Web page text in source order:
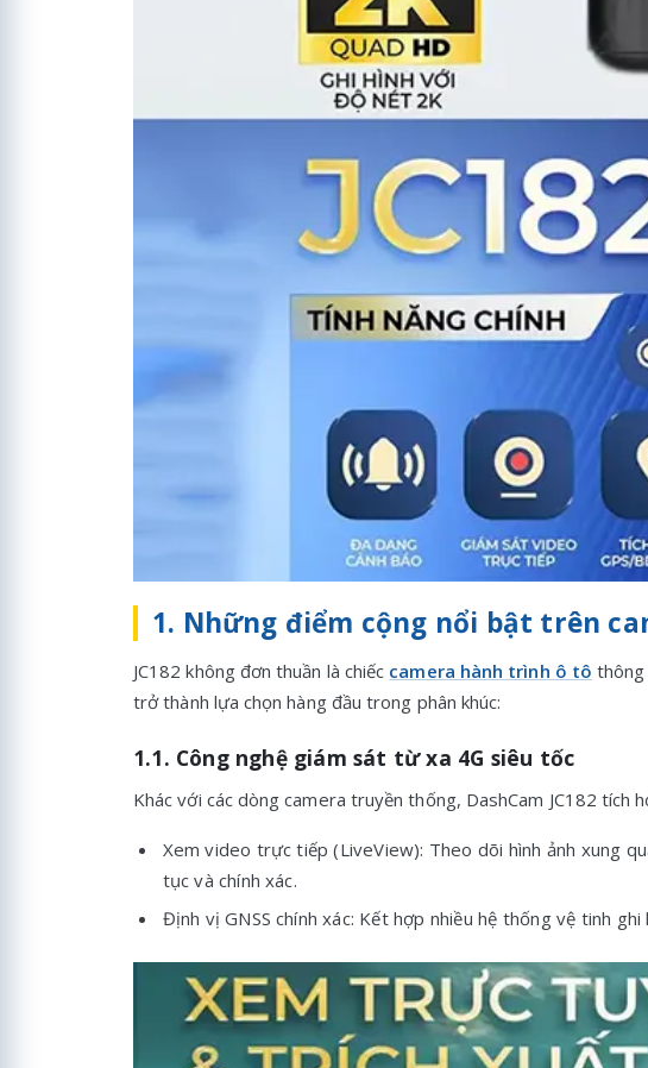
1. Những điểm cộng nổi bật trên
JC182 không đơn thuần là chiếc camera hành trình ô tô
trở thành lựa chọn hàng đầu trong phân khúc:
1.1. Công nghệ giám sát từ xa 4G siêu tốc
Khác với các dòng camera truyền thống, DashCam JC182
Xem video trực tiếp (LiveView): Theo dõi hình ảnh xung
tục và chính xác.
Định vị GNSS chính xác: Kết hợp nhiều hệ thống vệ tinh